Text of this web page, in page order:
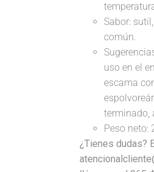
Sabor:
común.
uso en el
escama
terminado,
Peso neto:
¿Tienes dudas?